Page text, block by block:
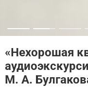
«Нехорошая
М. А.